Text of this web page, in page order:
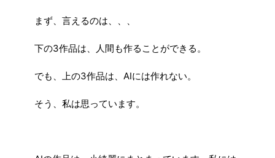
まず、言えるのは、、、
下の3作品は、人間も作ることができる。
でも、上の3作品は、AIには作れない。
そう、私は思っています。